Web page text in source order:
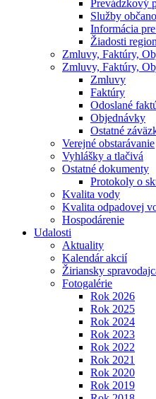
Prevádzkový
Služby
Informácia
Žiadosti
Zmluvy, Faktúry,
Zmluvy, Faktúry,
Zmluvy
Faktúry
Odoslané
Objednávky
Ostatné
Verejné obstarávanie
Vyhlášky a tlačivá
Ostatné dokumenty
Protokoly o
Kvalita vody
Kvalita odpadovej
Hospodárenie
Udalosti
Aktuality
Kalendár akcií
Žiriansky
Fotogalérie
Rok 2026
Rok 2025
Rok 2024
Rok 2023
Rok 2022
Rok 2021
Rok 2020
Rok 2019